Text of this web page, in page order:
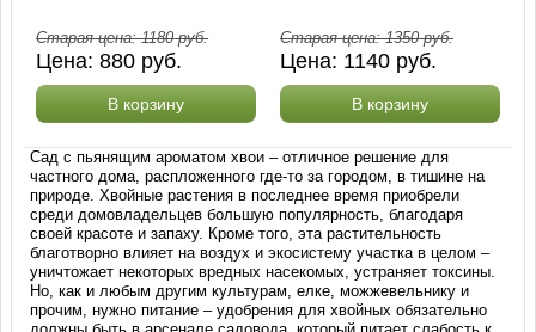
Старая цена:1180руб.
Цена:880 руб.
В корзину
Старая цена:1350руб.
Цена: 1140 руб.
В корзину
Сад с пьянящим ароматом хвои – отличное решение для
частного дома, распложенного где-то за городом, в тишине на
природе. Хвойные растения в последнее время приобрели
среди домовладельцев большую популярность, благодаря
своей красоте и запаху. Кроме того, эта растительность
благотворно влияет на воздух и экосистему участка в целом –
уничтожает некоторых вредных насекомых, устраняет токсины.
Но, как и любым другим культурам, елке, можжевельнику и
прочим, нужно питание – удобрения для хвойных обязательно